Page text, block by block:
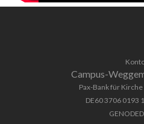
Campus-
Pax-Bank für
DE60 3706 0193